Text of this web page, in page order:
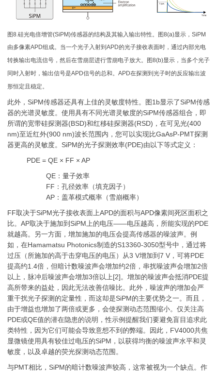
图8.硅光电倍增管(SiPM)传感器的结构及其输入输出特性。图8(a)显示，SiPM
由多像素APD组成。当一个光子入射到APD的光子接收表面时，通过内部光电
转换输出电流信号，然后在雪崩层进行雪崩电子放大。图8(b)显示，当多个光子
同时入射时，输出信号是APD信号的总和。APD在探测到光子时的反应输出波
形恒定且稳定。
此外，SiPM传感器还具有上佳的灵敏度特性。图1b显示了SiPM传感
器的光谱灵敏度。使用具有不同光谱灵敏度的SiPM传感器组合，即
所谓的宽带硅探测器(BSD)和红移硅探测器(RSD)，在可见光(400
nm)至近红外(900 nm)波长范围内，您可以实现比GaAsP-PMT探测
器更高的灵敏度。SiPM的光子探测效率(PDE)由以下等式定义：
PDE = QE × FF × AP
QE：量子效率
FF：孔径效率（填充因子）
AP：盖革模式概率（雪崩概率）
FF取决于SiPM光子接收表面上APD的面积与APD像素间死区面积之
比。AP取决于施加到SiPM上的电压——电压越高，所能实现的PDE
就越高。另一方面，增加施加的电压会提高传感器的噪波声。例
如，在Hamamatsu Photonics制造的S13360-3050型号中，通过将
过压（所施加的高于击穿电压的电压）从3 V增加到7 V，可将PDE
提高约1.4倍，但暗计数噪波声会增加约2倍，串扰噪波声会增加2倍
以上，脉冲后噪波声会增加3倍以上[2]。增加的噪波声会抵消PDE提
高所带来的益处，因此无法改善信噪比。此外，噪波声的增加会严
重干扰光子探测的定量性，而这却是SiPM的主要优势之一。而且，
由于增益也增加了两倍或更多，会使探测动态范围缩小。仅关注高
PDE或QE值的潜在隐患的说明，性示例提醒我们要避免盲目追求此
类特性，因为它们可能会导致意想不到的弊端。因此，FV4000共焦
显微镜使用具有较佳过电压的SiPM，以获得均衡的噪波声水平和灵
敏度，以及卓越的荧光探测动态范围。
与PMT相比，SiPM的暗计数噪波声较高，这常被视为一个缺点。作